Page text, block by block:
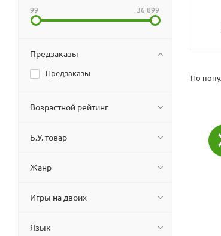
По
99 36 899
Предзаказы
Предзаказы
Возрастной рейтинг
Б.У. товар
Жанр
Игры на двоих
Язык